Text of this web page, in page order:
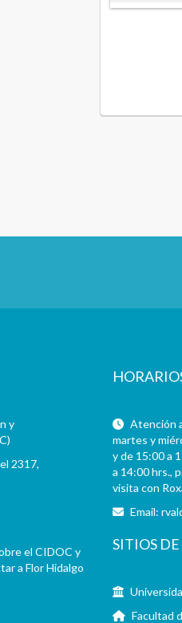
y
2317,
el CIDOC y
a Flor Hidalgo
Atención
martes y
y de 15:00 a
a 14:00 hrs.,
visita con
Email:
SITIOS
Facultad